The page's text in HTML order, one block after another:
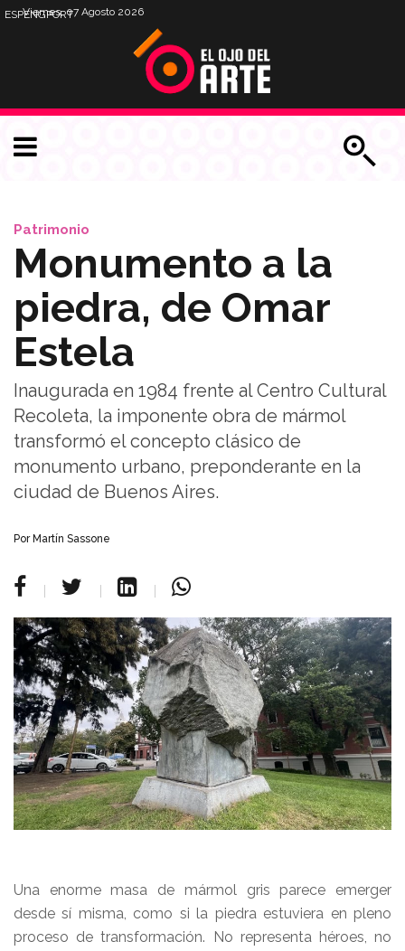
Viernes, 07 Agosto 2026
ESPENGPORT
Patrimonio
Monumento a la
piedra, de Omar
Estela
Inaugurada en 1984 frente al Centro Cultural
Recoleta, la imponente obra de mármol
transformó el concepto clásico de
monumento urbano, preponderante en la
ciudad de Buenos Aires.
Por Martín Sassone
Una enorme masa de mármol gris parece emerger
desde sí misma, como si la piedra estuviera en pleno
proceso de transformación. No representa héroes, no